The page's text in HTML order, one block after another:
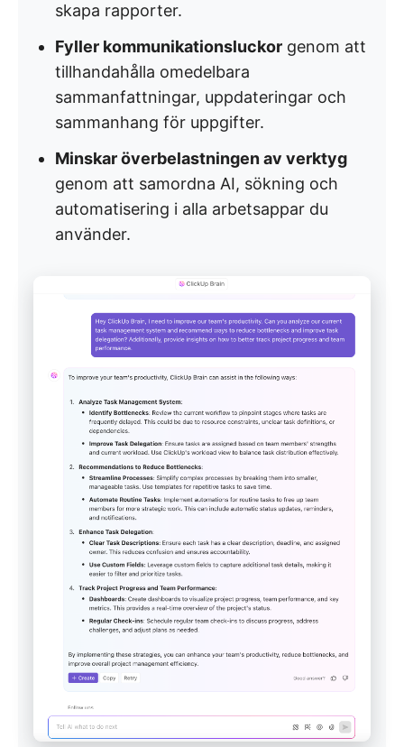
skapa rapporter.
Fyller kommunikationsluckor genom att
tillhandahålla omedelbara
sammanfattningar, uppdateringar och
sammanhang för uppgifter.
Minskar överbelastningen av verktyg
genom att samordna AI, sökning och
automatisering i alla arbetsappar du
använder.